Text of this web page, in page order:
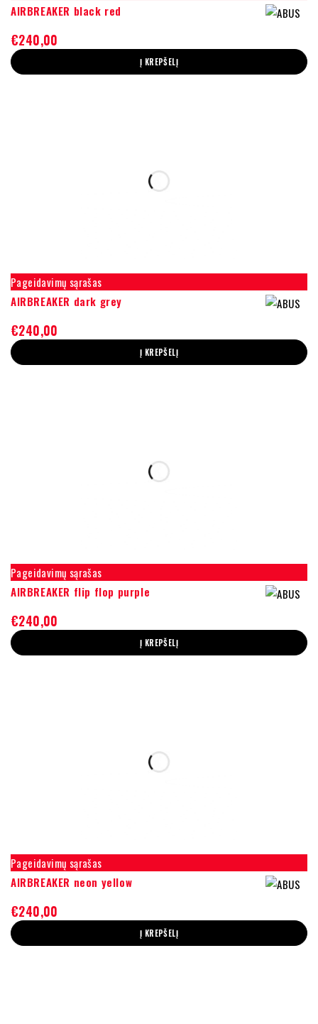
AIRBREAKER black red
€240,00
Į KREPŠELĮ
Pageidavimų sąrašas
AIRBREAKER dark grey
€240,00
Į KREPŠELĮ
Pageidavimų sąrašas
AIRBREAKER flip flop purple
€240,00
Į KREPŠELĮ
Pageidavimų sąrašas
AIRBREAKER neon yellow
€240,00
Į KREPŠELĮ